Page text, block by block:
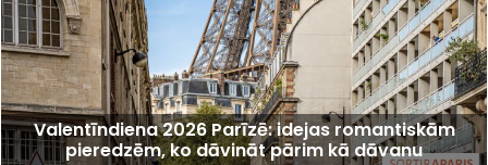
Valentīndiena 2026 Parīzē: idejas romantiskām
pieredzēm, ko dāvināt pārim kā dāvanu